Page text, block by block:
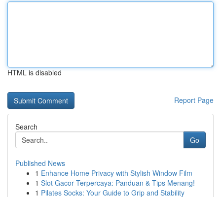
HTML is disabled
Report Page
Search
Go
Published News
1 Enhance Home Privacy with Stylish Window Film
1 Slot Gacor Terpercaya: Panduan & Tips Menang!
1 Pilates Socks: Your Guide to Grip and Stability